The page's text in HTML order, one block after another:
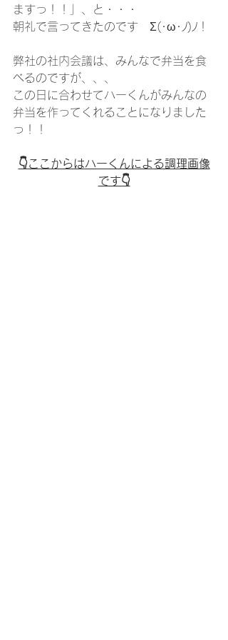
ますっ！！」、と・・・
朝礼で言ってきたのです　Σ(･ω･ﾉ)ﾉ！
弊社の社内会議は、みんなで弁当を食
べるのですが、、、
この日に合わせてハーくんがみんなの
弁当を作ってくれることになりました
っ！！
👇ここからはハーくんによる調理画像
です👇